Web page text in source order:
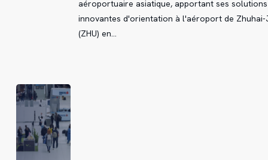
(ZHU)
aéroportuaire asiatique, apportant ses solutions
innovantes d'orientation à l'aéroport de Zhuhai-
(ZHU) en…